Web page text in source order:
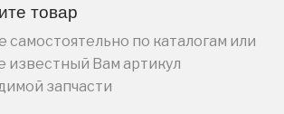
товар
самостоятельно по каталогам или
известный Вам артикул
запчасти